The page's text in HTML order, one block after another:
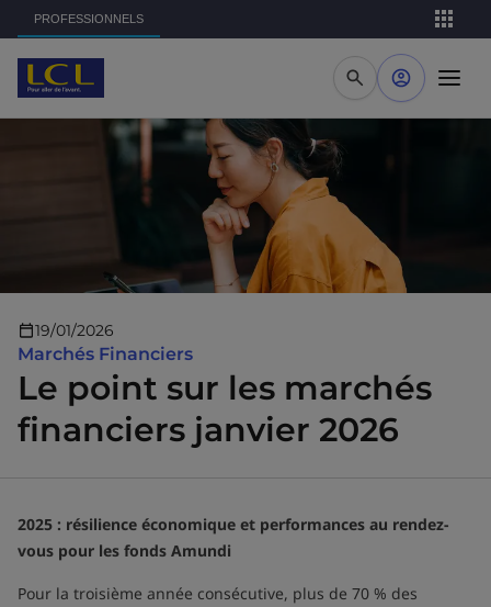
PROFESSIONNELS
19/01/2026
Marchés Financiers
Le point sur les marchés
financiers janvier 2026
2025 : résilience économique et performances au rendez-
vous pour les fonds Amundi
Pour la troisième année consécutive, plus de 70 % des